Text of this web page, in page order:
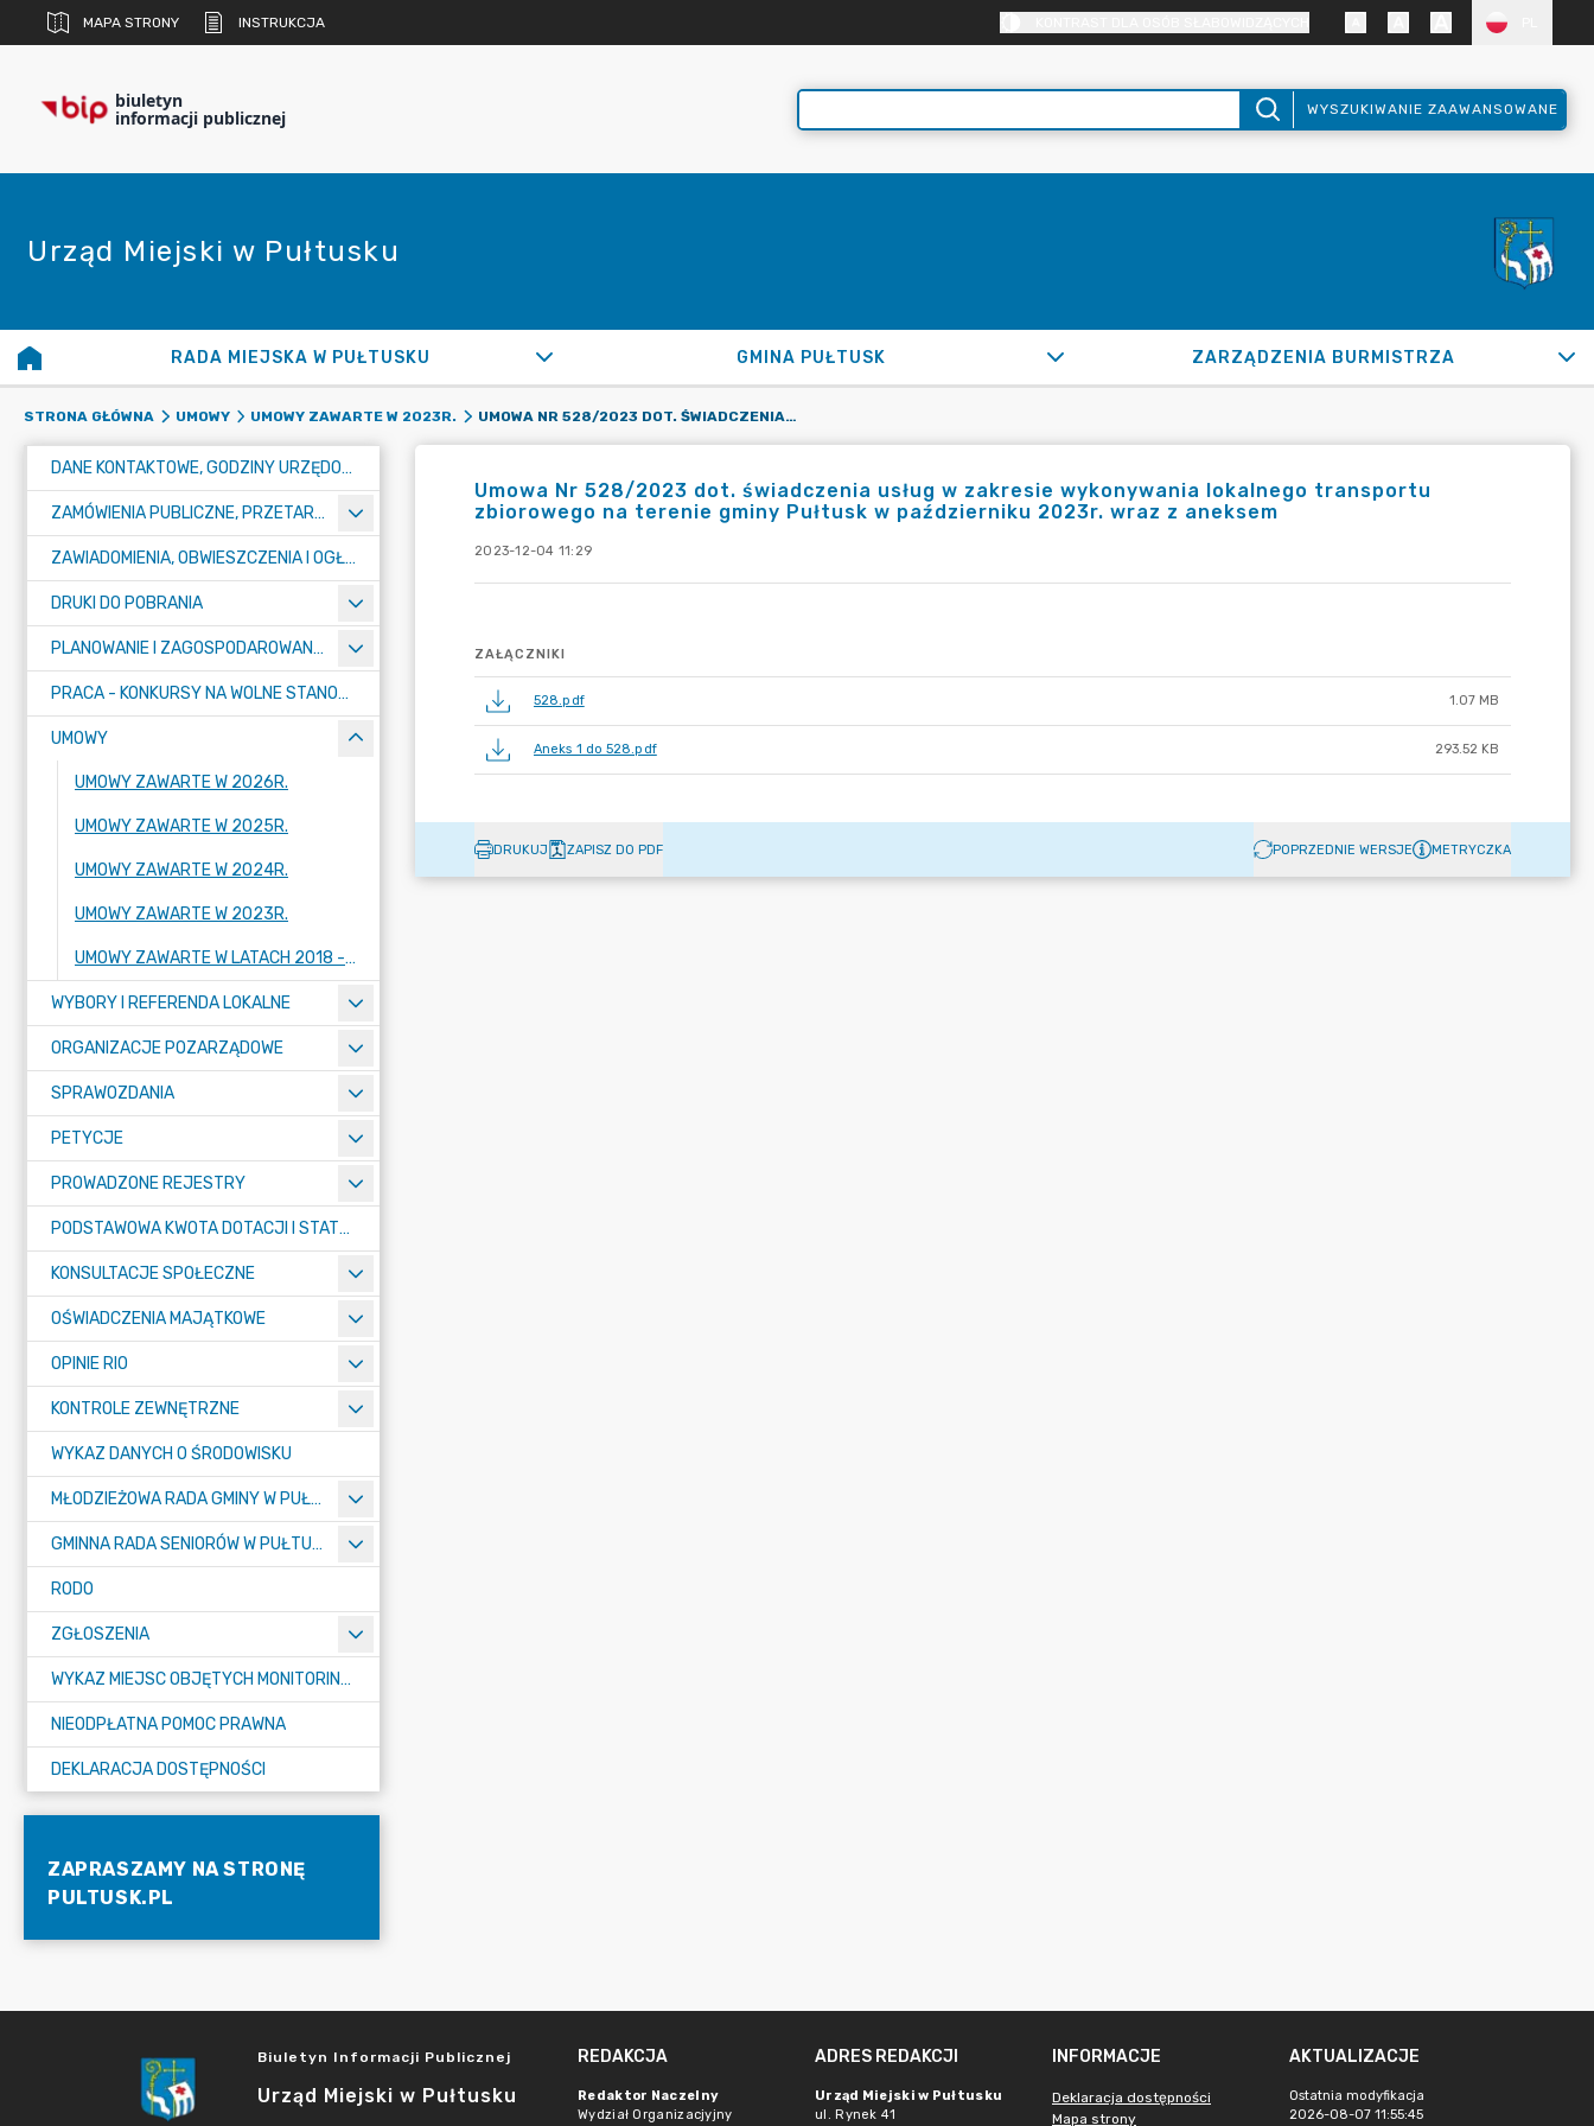
MAPA STRONY INSTRUKCJA
biuletyn
informacji publicznej WYSZUKIWANIE ZAAWANSOWANE
Urząd Miejski w Pułtusku
RADA MIEJSKA W PUŁTUSKU GMINA PUŁTUSK ZARZĄDZENIA BURMISTRZA
STRONA GŁÓWNA UMOWY UMOWY ZAWARTE W 2023R. UMOWA NR 528/2023 DOT. ŚWIADCZENIA USŁUG W ZAKRESIE WYKONYWANIA LOKALNEGO TRANSPORTU ZBIOROWEGO NA TERENIE GMINY PUŁTUSK W PAŹDZIERNIKU 2023R. WRAZ Z ANEKSEM
DANE KONTAKTOWE, GODZINY URZĘDOWANIA I NUMER KONTA BANKOWEGO
ZAMÓWIENIA PUBLICZNE, PRZETARGI, KONKURSY
ZAWIADOMIENIA, OBWIESZCZENIA I OGŁOSZENIA
DRUKI DO POBRANIA
PLANOWANIE I ZAGOSPODAROWANIE PRZESTRZENNE
PRACA - KONKURSY NA WOLNE STANOWISKA
UMOWY
UMOWY ZAWARTE W 2026R.
UMOWY ZAWARTE W 2025R.
UMOWY ZAWARTE W 2024R.
UMOWY ZAWARTE W 2023R.
UMOWY ZAWARTE W LATACH 2018 - 2022
WYBORY I REFERENDA LOKALNE
ORGANIZACJE POZARZĄDOWE
SPRAWOZDANIA
PETYCJE
PROWADZONE REJESTRY
PODSTAWOWA KWOTA DOTACJI I STATYSTYCZNA LICZBA UCZNIÓW
KONSULTACJE SPOŁECZNE
OŚWIADCZENIA MAJĄTKOWE
OPINIE RIO
KONTROLE ZEWNĘTRZNE
WYKAZ DANYCH O ŚRODOWISKU
MŁODZIEŻOWA RADA GMINY W PUŁTUSKU
GMINNA RADA SENIORÓW W PUŁTUSKU
RODO
ZGŁOSZENIA
WYKAZ MIEJSC OBJĘTYCH MONITORINGIEM
NIEODPŁATNA POMOC PRAWNA
DEKLARACJA DOSTĘPNOŚCI
ZAPRASZAMY NA STRONĘ
PULTUSK.PL
Umowa Nr 528/2023 dot. świadczenia usług w zakresie wykonywania lokalnego transportu
zbiorowego na terenie gminy Pułtusk w październiku 2023r. wraz z aneksem
2023-12-04 11:29
ZAŁĄCZNIKI
528.pdf 1.07 MB
Aneks 1 do 528.pdf 293.52 KB
DRUKUJ ZAPISZ DO PDF POPRZEDNIE WERSJE METRYCZKA
Biuletyn Informacji Publicznej
Urząd Miejski w Pułtusku
REDAKCJA
Redaktor Naczelny
Wydział Organizacjyjny
ADRES REDAKCJI
Urząd Miejski w Pułtusku
ul. Rynek 41
INFORMACJE
Deklaracja dostępności
Mapa strony
AKTUALIZACJE
Ostatnia modyfikacja
2026-08-07 11:55:45